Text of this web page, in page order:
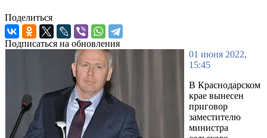
Поделиться
Подписаться на обновления
01 июня 2022,
15:45
В Краснодарском
крае вынесен
приговор
заместителю
министра